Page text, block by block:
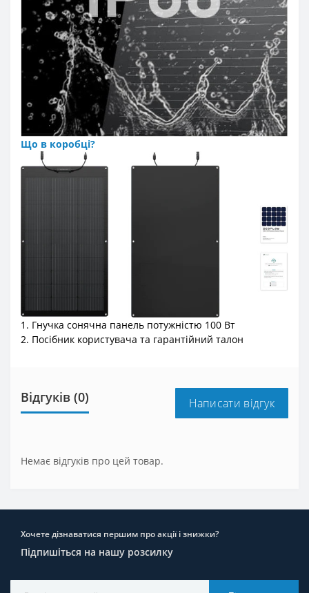
Що в коробці?
1. Гнучка сонячна панель потужністю 100 Вт
2. Посібник користувача та гарантійний талон
Відгуків (0) Написати відгук
Немає відгуків про цей товар.
Хочете дізнаватися першим про акції і знижки?
Підпишіться на нашу розсилку